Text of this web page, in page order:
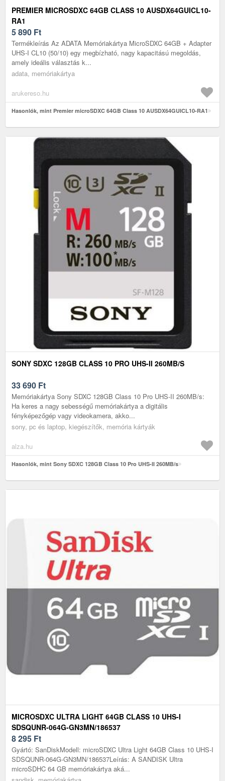
PREMIER MICROSDXC 64GB CLASS 10 AUSDX64GUICL10-
RA1
5 890 Ft
Termékleírás Az ADATA Memóriakártya MicroSDXC 64GB + Adapter
UHS-I CL10 (50/10) egy megbízható, nagy kapacitású megoldás,
amely ideális választás k...
adata, memóriakártya
arukereso.hu
Hasonlók, mint Premier microSDXC 64GB Class 10 AUSDX64GUICL10-RA1
SONY SDXC 128GB CLASS 10 PRO UHS-II 260MB/S
33 690 Ft
Memóriakártya Sony SDXC 128GB Class 10 Pro UHS-II 260MB/s:
Ha keres a nagy sebességű memóriakártya a digitális
fényképezőgép vagy videokamera, akko...
sony, pc és laptop, kiegészítők, memória kártyák
alza.hu
Hasonlók, mint Sony SDXC 128GB Class 10 Pro UHS-II 260MB/s
MICROSDXC ULTRA LIGHT 64GB CLASS 10 UHS-I
SDSQUNR-064G-GN3MN/186537
8 295 Ft
Gyártó: SanDiskModell: microSDXC Ultra Light 64GB Class 10 UHS-I
SDSQUNR-064G-GN3MN/186537Leírás: A SANDISK Ultra
microSDHC 64 GB memóriakártya aká...